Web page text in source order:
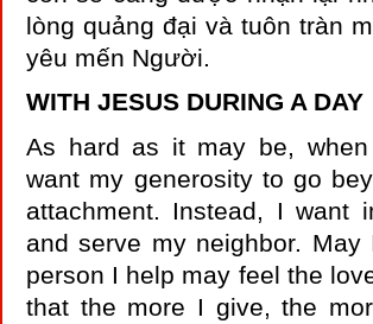
lòng quảng đại và tuôn tràn
yêu mến Người.
WITH JESUS DURING A DAY
As hard as it may be,
want my generosity to go
attachment. Instead, I want
and serve my neighbor.
person I help may feel the
that the more I give, the